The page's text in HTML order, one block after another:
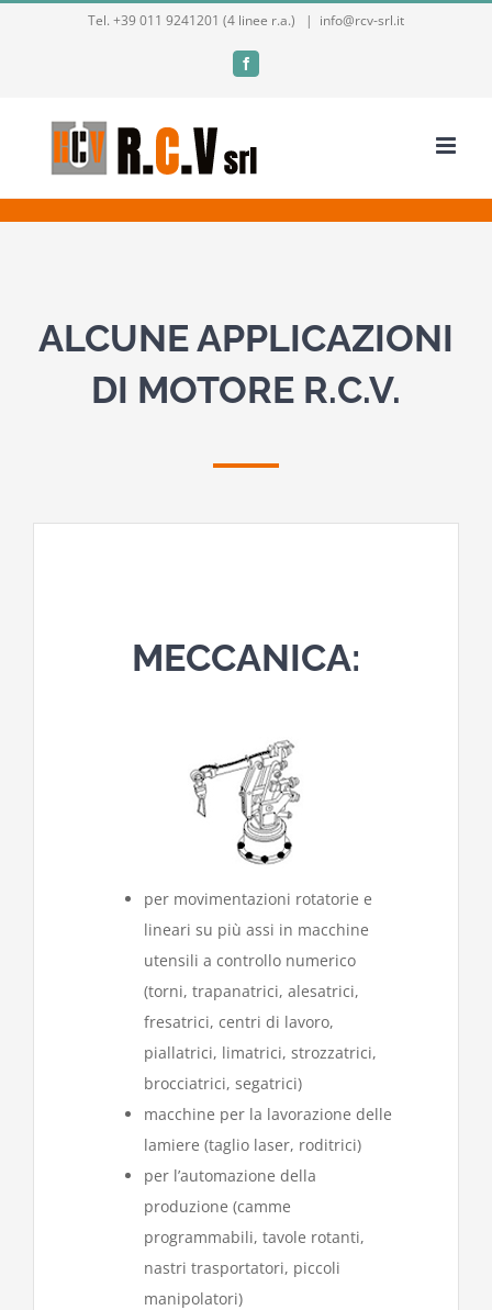
Tel. +39 011 9241201 (4 linee r.a.) | info@rcv-srl.it
Facebook
ALCUNE APPLICAZIONI
DI MOTORE R.C.V.
MECCANICA:
per movimentazioni rotatorie e
lineari su più assi in macchine
utensili a controllo numerico
(torni, trapanatrici, alesatrici,
fresatrici, centri di lavoro,
piallatrici, limatrici, strozzatrici,
brocciatrici, segatrici)
macchine per la lavorazione delle
lamiere (taglio laser, roditrici)
per l’automazione della
produzione (camme
programmabili, tavole rotanti,
nastri trasportatori, piccoli
manipolatori)